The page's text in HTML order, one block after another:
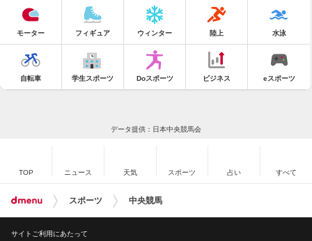
モーター フィギュア ウィンター 陸上 水泳
自転車 学生スポーツ Doスポーツ ビジネス eスポーツ
データ提供：日本中央競馬会
TOP ニュース 天気 スポーツ 占い すべて
スポーツ 中央競馬
サイトご利用にあたって